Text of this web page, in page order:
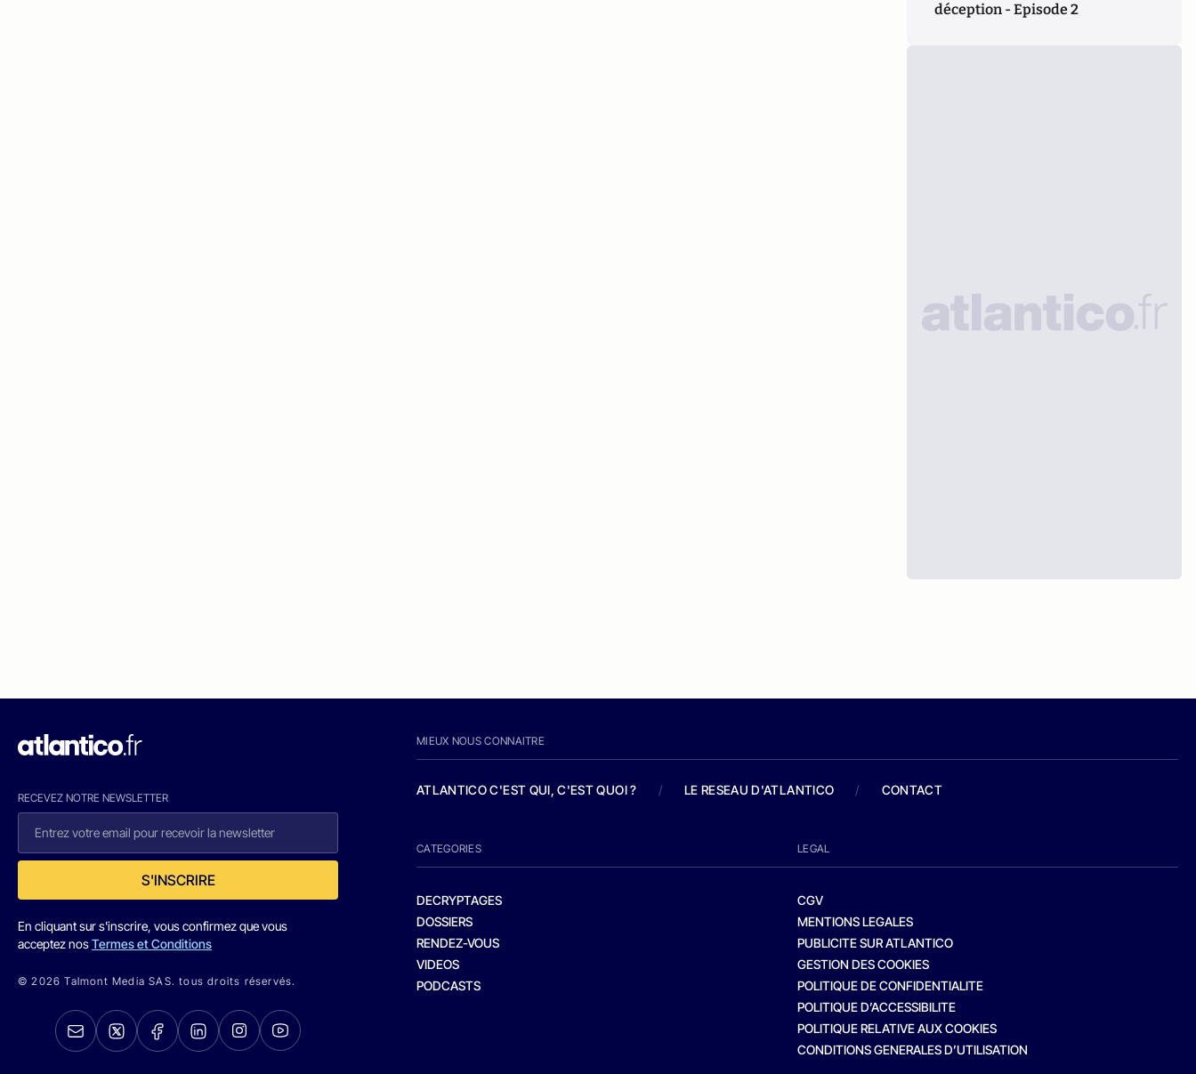
déception - Episode 2
RECEVEZ NOTRE NEWSLETTER
S'INSCRIRE
En cliquant sur s'inscrire, vous confirmez que vous
acceptez nosTermes et Conditions
© 2026 Talmont Media SAS. tous droits réservés.
MIEUX NOUS CONNAITRE
ATLANTICO C'EST QUI, C'EST QUOI ? / LE RESEAU D'ATLANTICO / CONTACT
CATEGORIES
DECRYPTAGES
DOSSIERS
RENDEZ-VOUS
VIDEOS
PODCASTS
LEGAL
CGV
MENTIONS LEGALES
PUBLICITE SUR ATLANTICO
GESTION DES COOKIES
POLITIQUE DE CONFIDENTIALITE
POLITIQUE D’ACCESSIBILITE
POLITIQUE RELATIVE AUX COOKIES
CONDITIONS GENERALES D’UTILISATION